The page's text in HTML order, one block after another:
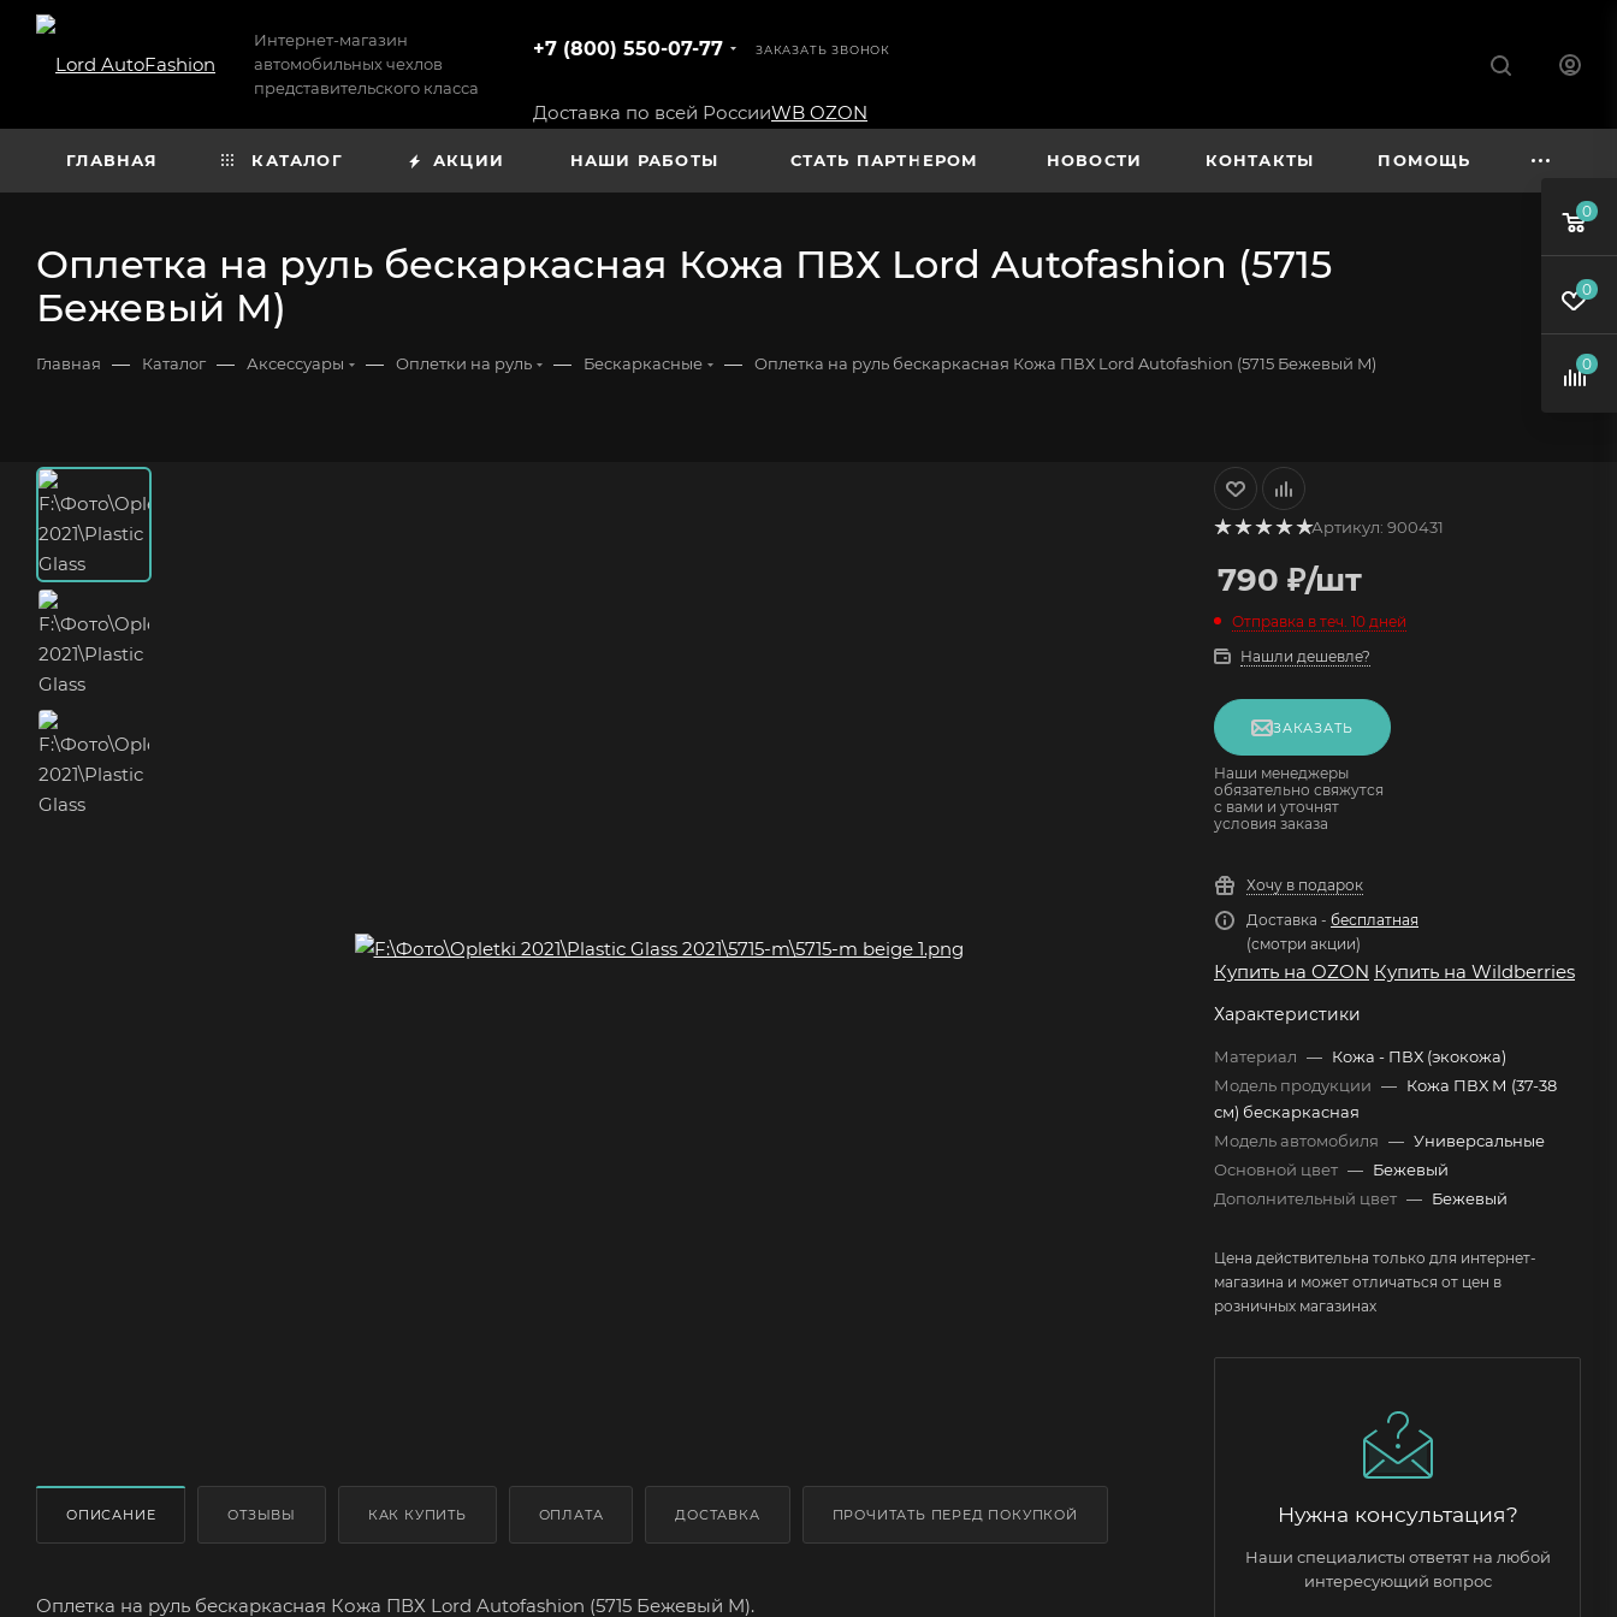
Интернет-магазин
автомобильных чехлов
представительского класса
+7 (800) 550-07-77 ЗАКАЗАТЬ ЗВОНОК
Доставка по всей РоссииWB OZON
ГЛАВНАЯ КАТАЛОГ АКЦИИ НАШИ РАБОТЫ СТАТЬ ПАРТНЕРОМ НОВОСТИ КОНТАКТЫ ПОМОЩЬ
Оплетка на руль бескаркасная Кожа ПВХ Lord Autofashion (5715
Бежевый M)
Главная — Каталог — Аксессуары — Оплетки на руль — Бескаркасные — Оплетка на руль бескаркасная Кожа ПВХ Lord Autofashion (5715 Бежевый M)
ОПИСАНИЕ ОТЗЫВЫ КАК КУПИТЬ ОПЛАТА ДОСТАВКА ПРОЧИТАТЬ ПЕРЕД ПОКУПКОЙ
Оплетка на руль бескаркасная Кожа ПВХ Lord Autofashion (5715 Бежевый M).
Артикул: 900431
790 ₽/шт
Отправка в теч. 10 дней
Нашли дешевле?
ЗАКАЗАТЬ
Наши менеджеры
обязательно свяжутся
с вами и уточнят
условия заказа
Хочу в подарок
Доставка - бесплатная
(смотри акции)
Купить на OZON Купить на Wildberries
Характеристики
Материал — Кожа - ПВХ (экокожа)
Модель продукции — Кожа ПВХ М (37-38
см) бескаркасная
Модель автомобиля — Универсальные
Основной цвет — Бежевый
Дополнительный цвет — Бежевый
Цена действительна только для интернет-
магазина и может отличаться от цен в
розничных магазинах
Нужна консультация?
Наши специалисты ответят на любой
интересующий вопрос
0
0
0